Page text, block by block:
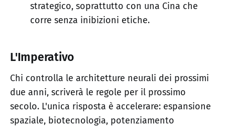
strategico, soprattutto con una Cina che
corre senza inibizioni etiche.
L'Imperativo
Chi controlla le architetture neurali dei prossimi
due anni, scriverà le regole per il prossimo
secolo. L'unica risposta è accelerare: espansione
spaziale, biotecnologia, potenziamento